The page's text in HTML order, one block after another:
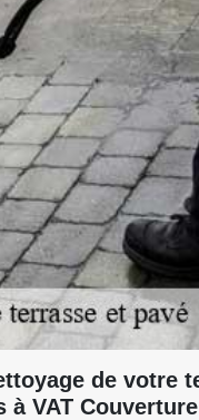
de votre
à VAT